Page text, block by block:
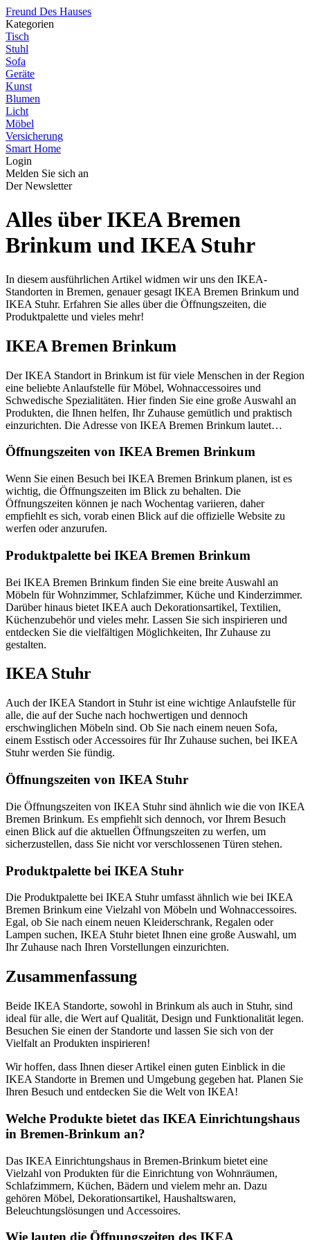
Freund Des Hauses
Kategorien
Tisch
Stuhl
Sofa
Geräte
Kunst
Blumen
Licht
Möbel
Versicherung
Smart Home
Login
Melden Sie sich an
Der Newsletter
Alles über IKEA Bremen
Brinkum und IKEA Stuhr
In diesem ausführlichen Artikel widmen wir uns den IKEA-
Standorten in Bremen, genauer gesagt IKEA Bremen Brinkum und
IKEA Stuhr. Erfahren Sie alles über die Öffnungszeiten, die
Produktpalette und vieles mehr!
IKEA Bremen Brinkum
Der IKEA Standort in Brinkum ist für viele Menschen in der Region
eine beliebte Anlaufstelle für Möbel, Wohnaccessoires und
Schwedische Spezialitäten. Hier finden Sie eine große Auswahl an
Produkten, die Ihnen helfen, Ihr Zuhause gemütlich und praktisch
einzurichten. Die Adresse von IKEA Bremen Brinkum lautet…
Öffnungszeiten von IKEA Bremen Brinkum
Wenn Sie einen Besuch bei IKEA Bremen Brinkum planen, ist es
wichtig, die Öffnungszeiten im Blick zu behalten. Die
Öffnungszeiten können je nach Wochentag variieren, daher
empfiehlt es sich, vorab einen Blick auf die offizielle Website zu
werfen oder anzurufen.
Produktpalette bei IKEA Bremen Brinkum
Bei IKEA Bremen Brinkum finden Sie eine breite Auswahl an
Möbeln für Wohnzimmer, Schlafzimmer, Küche und Kinderzimmer.
Darüber hinaus bietet IKEA auch Dekorationsartikel, Textilien,
Küchenzubehör und vieles mehr. Lassen Sie sich inspirieren und
entdecken Sie die vielfältigen Möglichkeiten, Ihr Zuhause zu
gestalten.
IKEA Stuhr
Auch der IKEA Standort in Stuhr ist eine wichtige Anlaufstelle für
alle, die auf der Suche nach hochwertigen und dennoch
erschwinglichen Möbeln sind. Ob Sie nach einem neuen Sofa,
einem Esstisch oder Accessoires für Ihr Zuhause suchen, bei IKEA
Stuhr werden Sie fündig.
Öffnungszeiten von IKEA Stuhr
Die Öffnungszeiten von IKEA Stuhr sind ähnlich wie die von IKEA
Bremen Brinkum. Es empfiehlt sich dennoch, vor Ihrem Besuch
einen Blick auf die aktuellen Öffnungszeiten zu werfen, um
sicherzustellen, dass Sie nicht vor verschlossenen Türen stehen.
Produktpalette bei IKEA Stuhr
Die Produktpalette bei IKEA Stuhr umfasst ähnlich wie bei IKEA
Bremen Brinkum eine Vielzahl von Möbeln und Wohnaccessoires.
Egal, ob Sie nach einem neuen Kleiderschrank, Regalen oder
Lampen suchen, IKEA Stuhr bietet Ihnen eine große Auswahl, um
Ihr Zuhause nach Ihren Vorstellungen einzurichten.
Zusammenfassung
Beide IKEA Standorte, sowohl in Brinkum als auch in Stuhr, sind
ideal für alle, die Wert auf Qualität, Design und Funktionalität legen.
Besuchen Sie einen der Standorte und lassen Sie sich von der
Vielfalt an Produkten inspirieren!
Wir hoffen, dass Ihnen dieser Artikel einen guten Einblick in die
IKEA Standorte in Bremen und Umgebung gegeben hat. Planen Sie
Ihren Besuch und entdecken Sie die Welt von IKEA!
Welche Produkte bietet das IKEA Einrichtungshaus
in Bremen-Brinkum an?
Das IKEA Einrichtungshaus in Bremen-Brinkum bietet eine
Vielzahl von Produkten für die Einrichtung von Wohnräumen,
Schlafzimmern, Küchen, Bädern und vielem mehr an. Dazu
gehören Möbel, Dekorationsartikel, Haushaltswaren,
Beleuchtungslösungen und Accessoires.
Wie lauten die Öffnungszeiten des IKEA